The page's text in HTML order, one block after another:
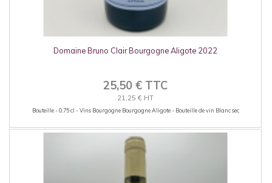
Domaine Bruno Clair Bourgogne Aligote 2022
25,50 € TTC
21,25 € HT
Bouteille - 0.75 cl - Vins Bourgogne Bourgogne Aligote - Bouteille de vin Blanc sec